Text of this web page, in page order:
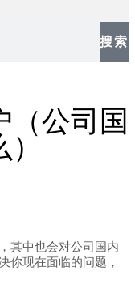
搜索
（公司国
）
其中也会对公司国内
你现在面临的问题，